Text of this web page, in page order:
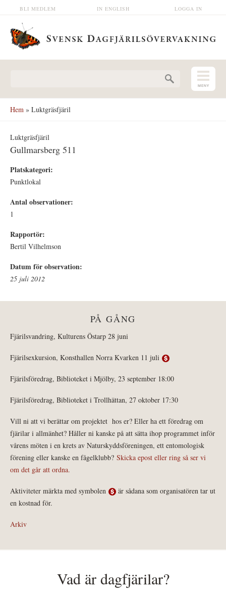
Hoppa till huvudinnehåll LOGGA IN
IN ENGLISH
BLI MEDLEM
Hem » Luktgräsfjäril
Luktgräsfjäril
Gullmarsberg 511
Platskategori:
Punktlokal
Antal observationer:
1
Rapportör:
Bertil Vilhelmson
Datum för observation:
25 juli 2012
PÅ GÅNG
Fjärilsvandring, Kulturens Östarp 28 juni
Fjärilsexkursion, Konsthallen Norra Kvarken 11 juli
Fjärilsföredrag, Biblioteket i Mjölby, 23 september 18:00
Fjärilsföredrag, Biblioteket i Trollhättan, 27 oktober 17:30
Vill ni att vi berättar om projektet hos er? Eller ha ett föredrag om
fjärilar i allmänhet? Håller ni kanske på att sätta ihop programmet inför
vårens möten i en krets av Naturskyddsföreningen, ett entomologisk
förening eller kanske en fågelklubb? Skicka epost eller ring så ser vi
om det går att ordna.
Aktiviteter märkta med symbolen
är sådana som organisatören tar ut
en kostnad för.
Arkiv
Vad är dagfjärilar?